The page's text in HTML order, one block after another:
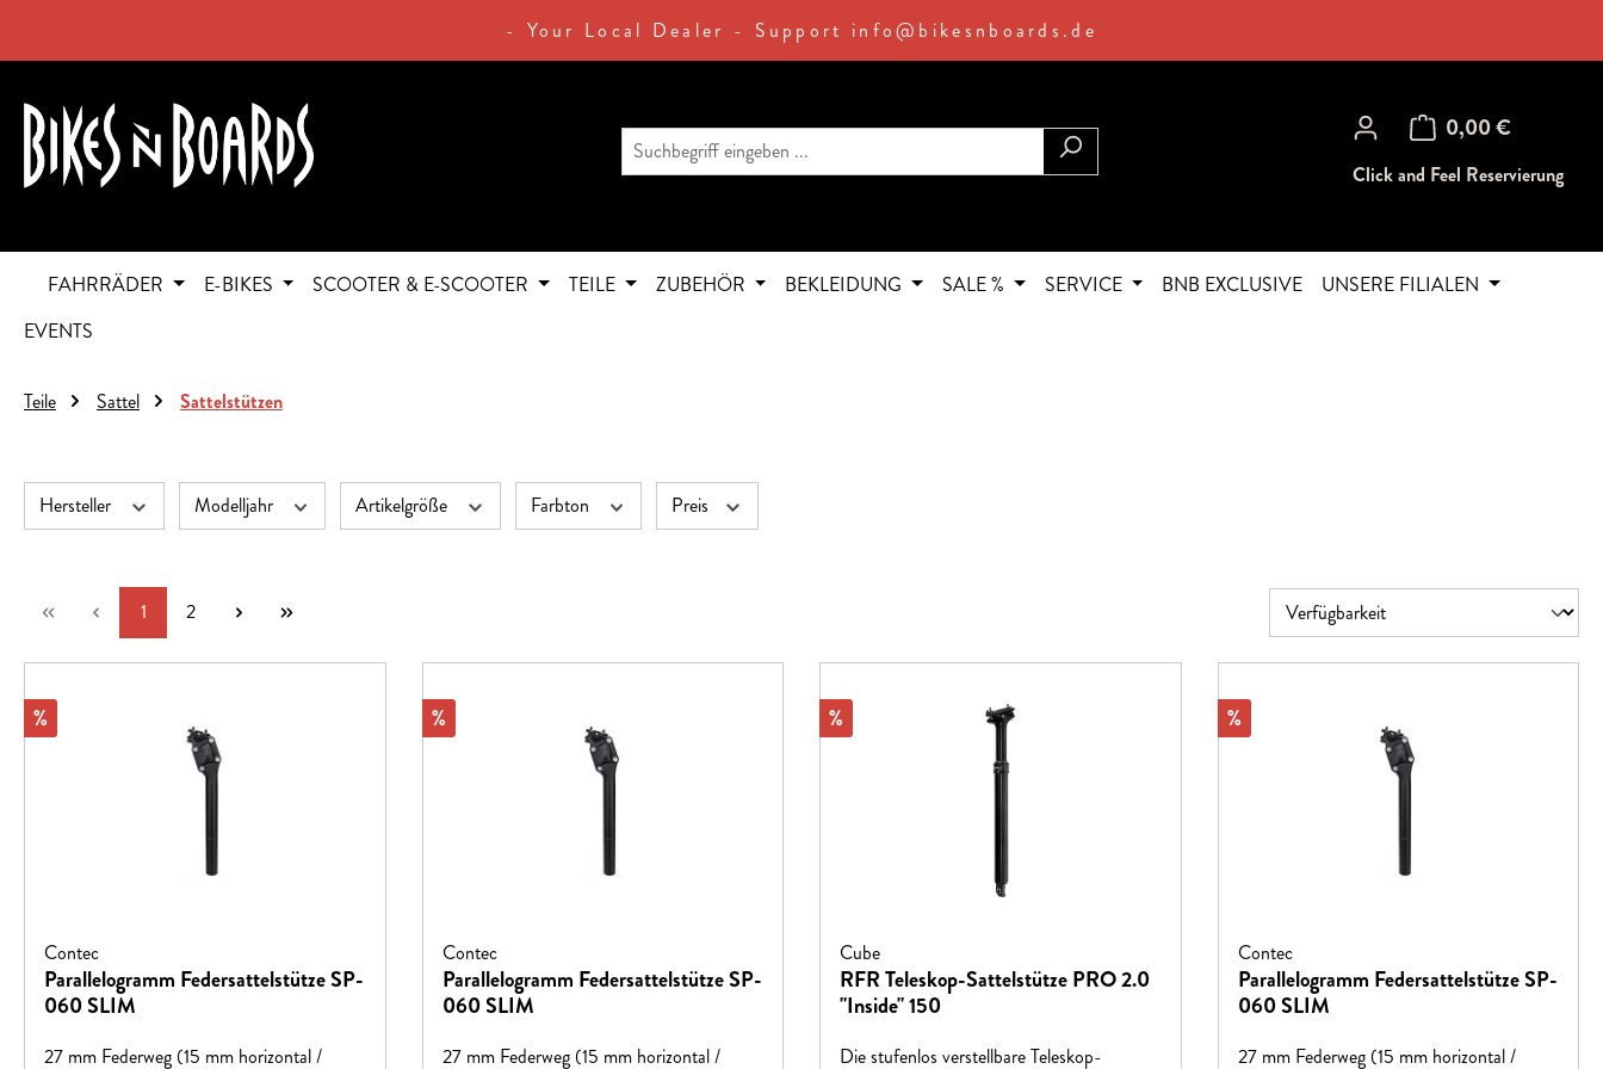
- Your Local Dealer - Support info@bikesnboards.de
0,00 €
Warenkorb enthält 0
Click and Feel Reservierung
FAHRRÄDER E-BIKES SCOOTER & E-SCOOTER TEILE ZUBEHÖR BEKLEIDUNG SALE % SERVICE BNB EXCLUSIVE
UNSERE FILIALEN
EVENTS
Teile Sattel Sattelstützen
Hersteller Modelljahr Artikelgröße Farbton Preis
Seite
1 Seite
2
Rabatt
%
Contec
Parallelogramm Federsattelstütze SP-
060 SLIM
27 mm Federweg (15 mm horizontal /
Rabatt
%
Contec
Parallelogramm Federsattelstütze SP-
060 SLIM
27 mm Federweg (15 mm horizontal /
Rabatt
%
Cube
RFR Teleskop-Sattelstütze PRO 2.0
"Inside" 150
Die stufenlos verstellbare Teleskop-
Rabatt
%
Contec
Parallelogramm Federsattelstütze SP-
060 SLIM
27 mm Federweg (15 mm horizontal /